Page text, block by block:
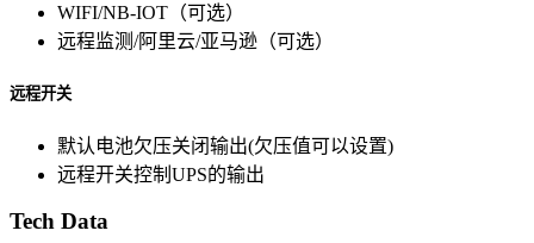
WIFI/NB-IOT（可选）
远程监测/阿里云/亚马逊（可选）
远程开关
默认电池欠压关闭输出(欠压值可以设置)
远程开关控制UPS的输出
Tech Data